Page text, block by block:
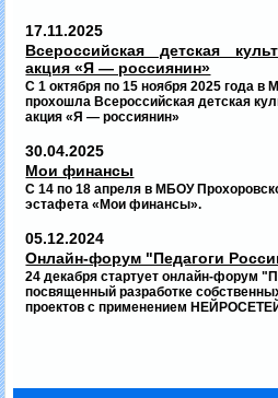
17.11.2025
Всероссийская детская
акция «Я — россиянин»
С 1 октября по 15 ноября 2025 года
прохошла Всероссийская детская
акция «Я — россиянин»
30.04.2025
Мои финансы
С 14 по 18 апреля в МБОУ
эстафета «Мои финансы».
05.12.2024
Онлайн-форум "Педагоги
24 декабря стартует онлайн-форум
посвященный разработке
проектов с применением